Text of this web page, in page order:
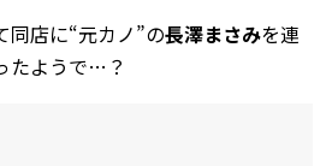
同店に“元カノ”の長澤まさみを連
たようで…？